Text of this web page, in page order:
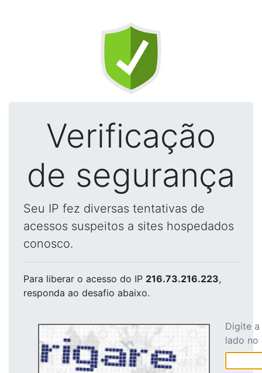
Verificação
de segurança
Seu IP fez diversas tentativas de
acessos suspeitos a sites hospedados
conosco.
Para liberar o acesso do IP 216.73.216.223,
responda ao desafio abaixo.
Digite
lado no